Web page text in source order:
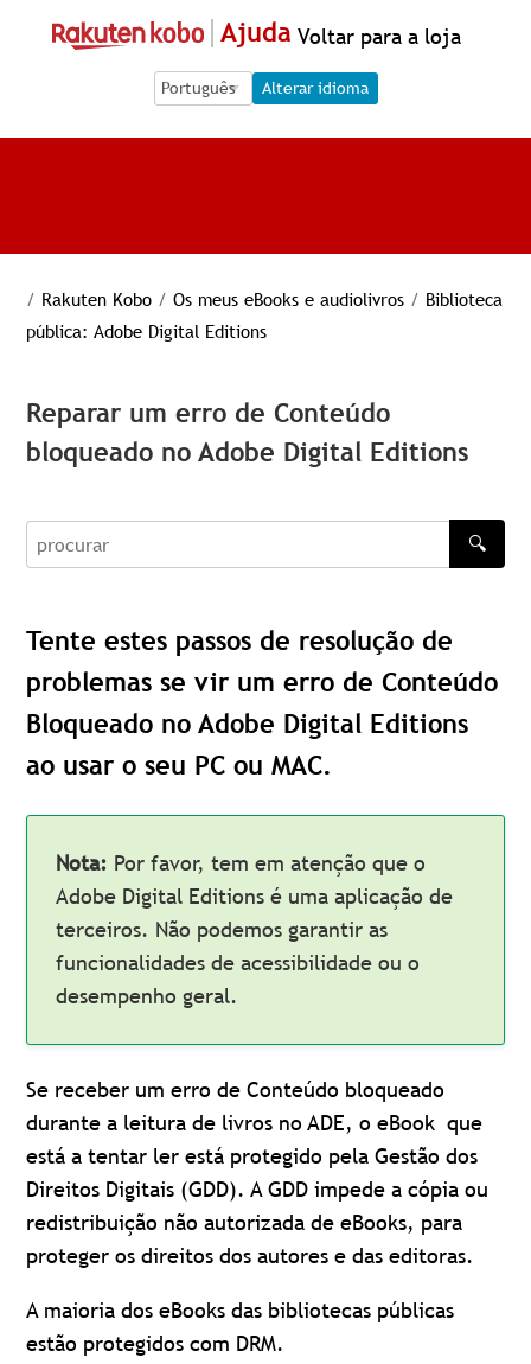
Ajuda Voltar para a loja
Language Selection
Language Selection
Alterar idioma
/ Rakuten Kobo / Os meus eBooks e audiolivros / Biblioteca
pública: Adobe Digital Editions
Reparar um erro de Conteúdo
bloqueado no Adobe Digital Editions
procurar
🔍
Tente estes passos de resolução de
problemas se vir um erro de Conteúdo
Bloqueado no Adobe Digital Editions
ao usar o seu PC ou MAC.
Nota: Por favor, tem em atenção que o
Adobe Digital Editions é uma aplicação de
terceiros. Não podemos garantir as
funcionalidades de acessibilidade ou o
desempenho geral.
Se receber um erro de Conteúdo bloqueado
durante a leitura de livros no ADE, o eBook que
está a tentar ler está protegido pela Gestão dos
Direitos Digitais (GDD). A GDD impede a cópia ou
redistribuição não autorizada de eBooks, para
proteger os direitos dos autores e das editoras.
A maioria dos eBooks das bibliotecas públicas
estão protegidos com DRM.